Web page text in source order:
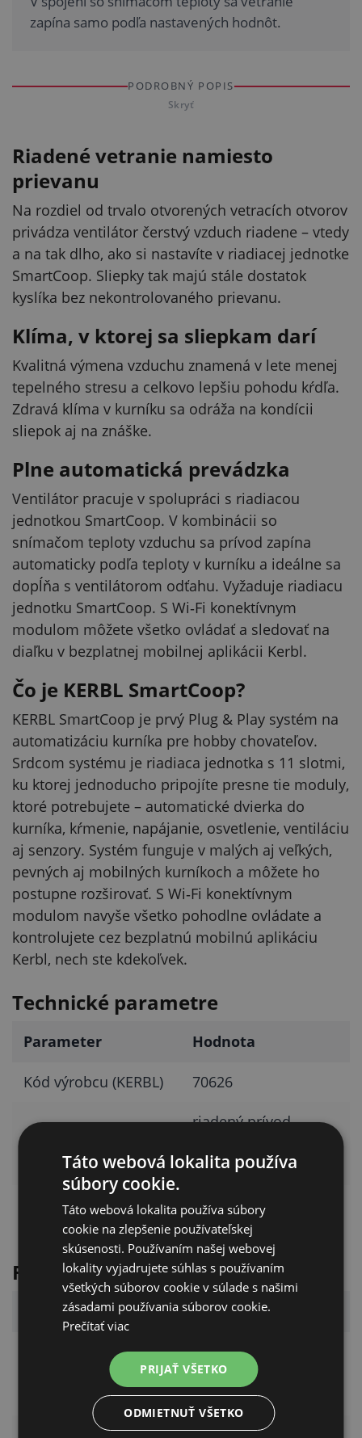
zapína samo podľa nastavených hodnôt.
PODROBNÝ POPIS
Skryť
Riadené vetranie namiesto
prievanu
Na rozdiel od trvalo otvorených vetracích otvorov
privádza ventilátor čerstvý vzduch riadene – vtedy
a na tak dlho, ako si nastavíte v riadiacej jednotke
SmartCoop. Sliepky tak majú stále dostatok
kyslíka bez nekontrolovaného prievanu.
Klíma, v ktorej sa sliepkam darí
Kvalitná výmena vzduchu znamená v lete menej
tepelného stresu a celkovo lepšiu pohodu kŕdľa.
Zdravá klíma v kurníku sa odráža na kondícii
sliepok aj na znáške.
Plne automatická prevádzka
Ventilátor pracuje v spolupráci s riadiacou
jednotkou SmartCoop. V kombinácii so
snímačom teploty vzduchu sa prívod zapína
automaticky podľa teploty v kurníku a ideálne sa
dopĺňa s ventilátorom odťahu. Vyžaduje riadiacu
jednotku SmartCoop. S Wi‑Fi konektívnym
modulom môžete všetko ovládať a sledovať na
diaľku v bezplatnej mobilnej aplikácii Kerbl.
Čo je KERBL SmartCoop?
KERBL SmartCoop je prvý Plug & Play systém na
automatizáciu kurníka pre hobby chovateľov.
Srdcom systému je riadiaca jednotka s 11 slotmi,
ku ktorej jednoducho pripojíte presne tie moduly,
ktoré potrebujete – automatické dvierka do
kurníka, kŕmenie, napájanie, osvetlenie, ventiláciu
aj senzory. Systém funguje v malých aj veľkých,
pevných aj mobilných kurníkoch a môžete ho
postupne rozširovať. S Wi‑Fi konektívnym
modulom navyše všetko pohodlne ovládate a
kontrolujete cez bezplatnú mobilnú aplikáciu
Kerbl, nech ste kdekoľvek.
Technické parametre
Parameter Hodnota
Kód výrobcu (KERBL) 70626
riadený prívod
do kurníka
Kompatibilita
vyžaduje riadiacu
jednotku SmartCoop
Funkcie
Funkcia Dostupnosť
ventilátor odťahu
vzduchu a snímač
teploty SmartCoop
Táto webová lokalita používa
súbory cookie.
Táto webová lokalita používa súbory
cookie na zlepšenie používateľskej
skúsenosti. Používaním našej webovej
lokality vyjadrujete súhlas s používaním
všetkých súborov cookie v súlade s našimi
zásadami používania súborov cookie.
Prečítať viac
PRIJAŤ VŠETKO
ODMIETNUŤ VŠETKO